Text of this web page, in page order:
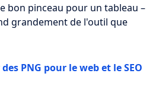
bon pinceau pour un tableau –
grandement de l'outil que
PNG pour le web et le SEO